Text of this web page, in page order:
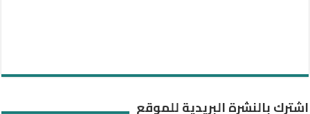
اشترك بالنشرة البريدية للموقع